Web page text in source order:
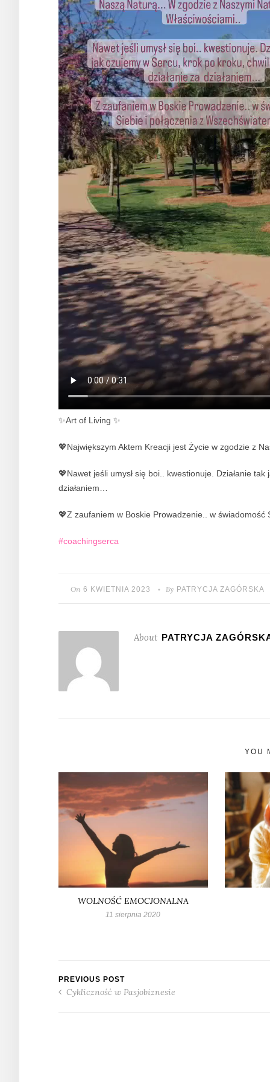
✨Art of Living ✨
💖Największym Aktem Kreacji jest Życie w zgodzie z
💖Nawet jeśli umysł się boi.. kwestionuje. Działanie
działaniem…
💖Z zaufaniem w Boskie Prowadzenie.. w świadomość
#coachingserca
On 6 KWIETNIA 2023 • By PATRYCJA ZAGÓRSKA
About PATRYCJA
YOU
WOLNOŚĆ EMOCJONALNA
11 sierpnia 2020
PREVIOUS POST
Cykliczność w Pasjobiznesie